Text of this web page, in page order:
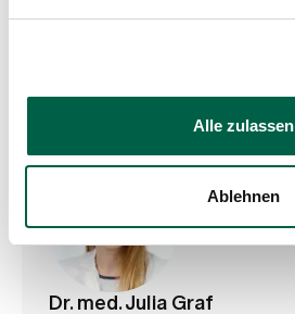
Alle zulassen
Ablehnen
Dr. med. Julia Graf